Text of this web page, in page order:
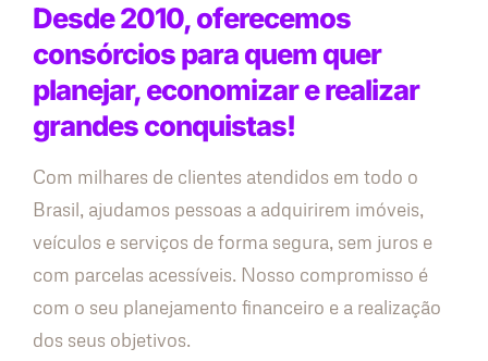
Desde 2010, oferecemos
consórcios para quem quer
planejar, economizar e realizar
grandes conquistas!
Com milhares de clientes atendidos em todo o
Brasil, ajudamos pessoas a adquirirem imóveis,
veículos e serviços de forma segura, sem juros e
com parcelas acessíveis. Nosso compromisso é
com o seu planejamento financeiro e a realização
dos seus objetivos.